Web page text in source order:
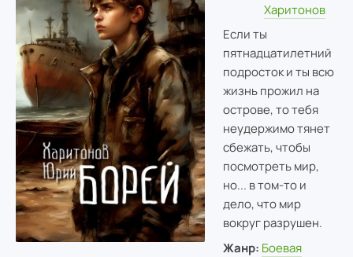
Харитонов
Если ты
пятнадцатилетний
подросток и ты всю
жизнь прожил на
острове, то тебя
неудержимо тянет
сбежать, чтобы
посмотреть мир,
но... в том-то и
дело, что мир
вокруг разрушен.
Жанр: Боевая